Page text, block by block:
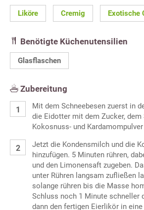
Liköre Cremig Exotische
Benötigte Küchenutensilien
Glasflaschen
Zubereitung
Mit dem Schneebesen zuerst in
die Eidotter mit dem Zucker, dem
Kokosnuss- und
Jetzt die Kondensmilch und die
hinzufügen. 5 Minuten rühren,
und den Limonensaft zugeben.
unter Rühren langsam zufließen
solange rühren bis die Masse
Schluss noch 1 Minute schneller
dann den fertigen Eierlikör in